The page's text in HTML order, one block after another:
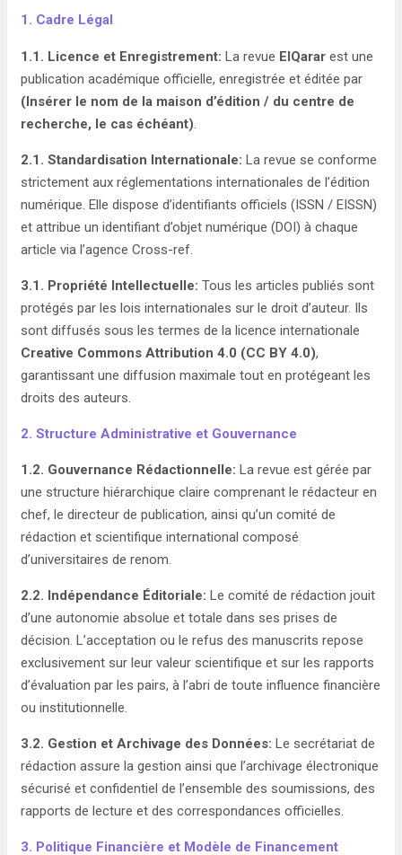
1. Cadre Légal
1.1. Licence et Enregistrement: La revue ElQarar est une
publication académique officielle, enregistrée et éditée par
(Insérer le nom de la maison d’édition / du centre de
recherche, le cas échéant).
2.1. Standardisation Internationale: La revue se conforme
strictement aux réglementations internationales de l’édition
numérique. Elle dispose d’identifiants officiels (ISSN / EISSN)
et attribue un identifiant d’objet numérique (DOI) à chaque
article via l’agence Cross-ref.
3.1. Propriété Intellectuelle: Tous les articles publiés sont
protégés par les lois internationales sur le droit d’auteur. Ils
sont diffusés sous les termes de la licence internationale
Creative Commons Attribution 4.0 (CC BY 4.0),
garantissant une diffusion maximale tout en protégeant les
droits des auteurs.
2. Structure Administrative et Gouvernance
1.2. Gouvernance Rédactionnelle: La revue est gérée par
une structure hiérarchique claire comprenant le rédacteur en
chef, le directeur de publication, ainsi qu’un comité de
rédaction et scientifique international composé
d’universitaires de renom.
2.2. Indépendance Éditoriale: Le comité de rédaction jouit
d’une autonomie absolue et totale dans ses prises de
décision. L’acceptation ou le refus des manuscrits repose
exclusivement sur leur valeur scientifique et sur les rapports
d’évaluation par les pairs, à l’abri de toute influence financière
ou institutionnelle.
3.2. Gestion et Archivage des Données: Le secrétariat de
rédaction assure la gestion ainsi que l’archivage électronique
sécurisé et confidentiel de l’ensemble des soumissions, des
rapports de lecture et des correspondances officielles.
3. Politique Financière et Modèle de Financement